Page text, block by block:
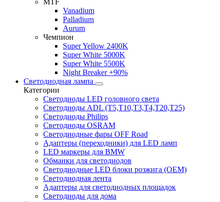
MTF
Vanadium
Palladium
Aurum
Чемпион
Super Yellow 2400K
Super White 5000K
Super White 5500K
Night Breaker +90%
Светодиодная лампа
Категории
Светодиоды LED головного света
Светодиоды ADL (T5,T10,T3,T4,T20,T25)
Светодиоды Philips
Светодиоды OSRAM
Светодиодные фары OFF Road
Адаптеры (переходники) для LED ламп
LED маркеры для BMW
Обманки для светодиодов
Светодиодные LED блоки розжига (OEM)
Светодиодная лента
Адаптеры для светодиодных площадок
Светодиоды для дома